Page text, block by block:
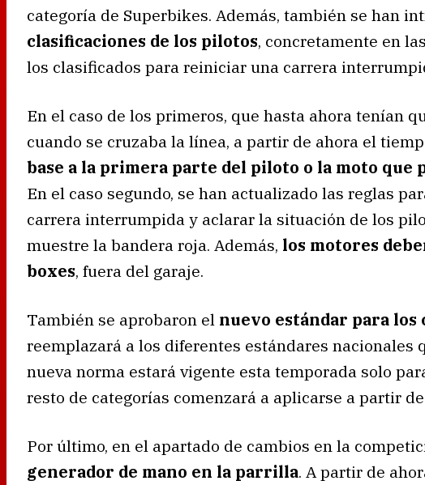
categoría de Superbikes. Además, también se han
clasificaciones de los pilotos, concretamente en
los clasificados para reiniciar una carrera
En el caso de los primeros, que hasta ahora tenían
cuando se cruzaba la línea, a partir de ahora el
base a la primera parte del piloto o la moto que
En el caso segundo, se han actualizado las reglas
carrera interrumpida y aclarar la situación de los
muestre la bandera roja. Además, los motores
boxes, fuera del garaje.
También se aprobaron el nuevo estándar para los
reemplazará a los diferentes estándares nacionales
nueva norma estará vigente esta temporada solo
resto de categorías comenzará a aplicarse a partir
Por último, en el apartado de cambios en la
generador de mano en la parrilla. A partir de